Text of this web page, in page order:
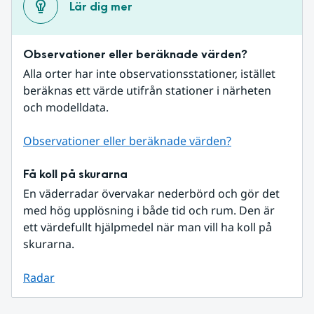
Lär dig mer
Observationer eller beräknade värden?
Alla orter har inte observationsstationer, istället
beräknas ett värde utifrån stationer i närheten
och modelldata.
Observationer eller beräknade värden?
Få koll på skurarna
En väderradar övervakar nederbörd och gör det
med hög upplösning i både tid och rum. Den är
ett värdefullt hjälpmedel när man vill ha koll på
skurarna.
Radar